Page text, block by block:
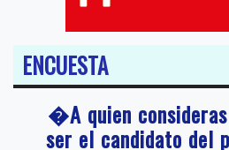
ENCUESTA
�A quien
ser el candidato del